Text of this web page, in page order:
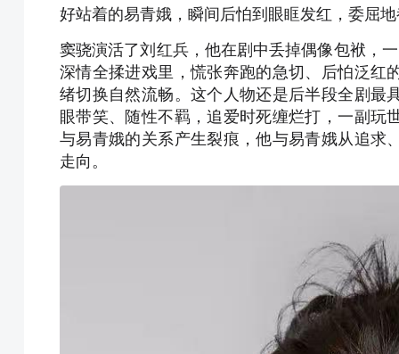
好站着的易青娥，瞬间后怕到眼眶发红，委屈
窦骁演活了刘红兵，他在剧中丢掉偶像包袱，
深情全揉进戏里，慌张奔跑的急切、后怕泛红
绪切换自然流畅。这个人物还是后半段全剧最
眼带笑、随性不羁，追爱时死缠烂打，一副玩
与易青娥的关系产生裂痕，他与易青娥从追求
走向。